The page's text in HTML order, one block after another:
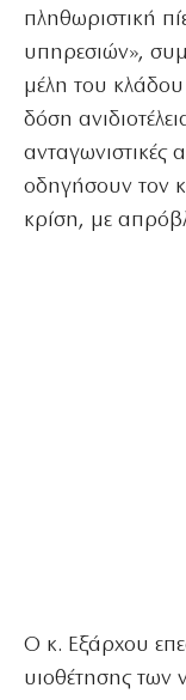
πληθωριστική
υπηρεσιών»,
μέλη του
δόση
ανταγωνιστικές
οδηγήσουν τον
κρίση, με
Ο κ. Εξάρχου
υιοθέτησης των